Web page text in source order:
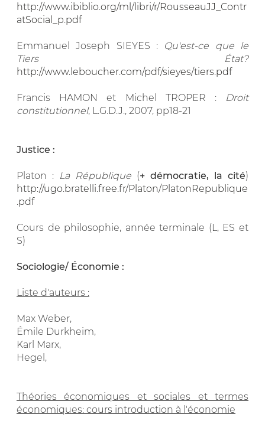
http://www.ibiblio.org/ml/libri/r/RousseauJJ_Contr
atSocial_p.pdf
Emmanuel Joseph SIEYES : Qu'est-ce que le
Tiers État?
http://www.leboucher.com/pdf/sieyes/tiers.pdf
Francis HAMON et Michel TROPER :
Droit
constitutionnel, L.G.D.J., 2007, pp18-21
Justice :
Platon : La République (+ démocratie, la cité)
http://ugo.bratelli.free.fr/Platon/PlatonRepublique
.pdf
Cours de philosophie, année terminale (L, ES et
S)
Sociologie/ Économie :
Liste d'auteurs :
Max Weber,
Émile Durkheim,
Karl Marx,
Hegel,
Théories économiques et sociales et termes
économiques: cours introduction à l'économie